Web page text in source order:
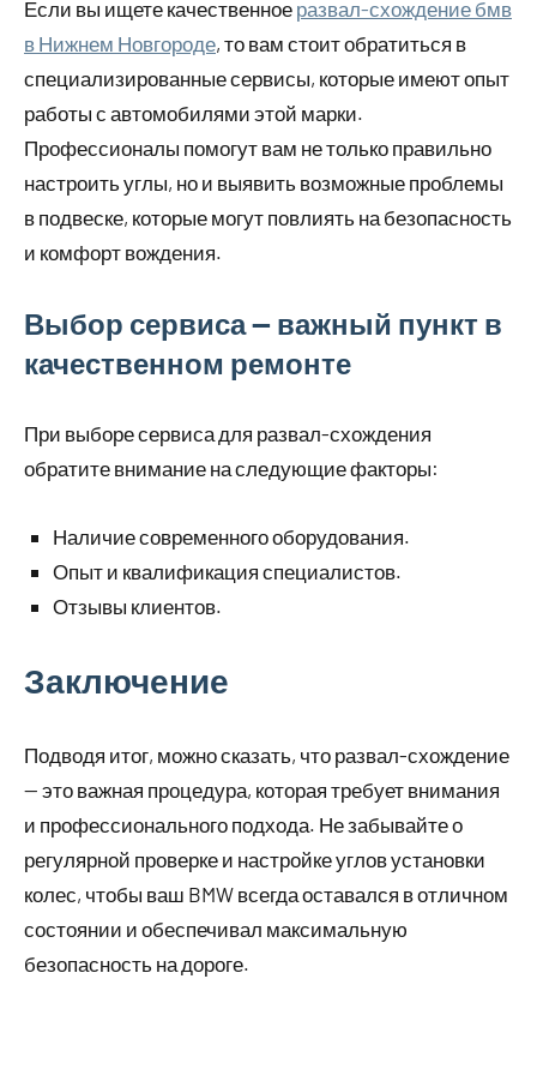
Если вы ищете качественное развал-схождение бмв
в Нижнем Новгороде, то вам стоит обратиться в
специализированные сервисы, которые имеют опыт
работы с автомобилями этой марки.
Профессионалы помогут вам не только правильно
настроить углы, но и выявить возможные проблемы
в подвеске, которые могут повлиять на безопасность
и комфорт вождения.
Выбор сервиса — важный пункт в
качественном ремонте
При выборе сервиса для развал-схождения
обратите внимание на следующие факторы:
Наличие современного оборудования.
Опыт и квалификация специалистов.
Отзывы клиентов.
Заключение
Подводя итог, можно сказать, что развал-схождение
— это важная процедура, которая требует внимания
и профессионального подхода. Не забывайте о
регулярной проверке и настройке углов установки
колес, чтобы ваш BMW всегда оставался в отличном
состоянии и обеспечивал максимальную
безопасность на дороге.